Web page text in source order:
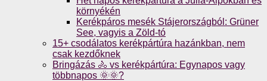
környékén
Kerékpáros mesék Stájerországból: Grüner
See, vagyis a Zöld-tó
15+ csodálatos kerékpártúra hazánkban, nem
csak kezdőknek
Bringázás 🚴 vs kerékpártúra: Egynapos vagy
többnapos 🌞🌞?